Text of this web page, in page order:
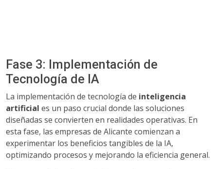
Fase 3: Implementación de
Tecnología de IA
La implementación de tecnología de inteligencia
artificial es un paso crucial donde las soluciones
diseñadas se convierten en realidades operativas. En
esta fase, las empresas de Alicante comienzan a
experimentar los beneficios tangibles de la IA,
optimizando procesos y mejorando la eficiencia general.